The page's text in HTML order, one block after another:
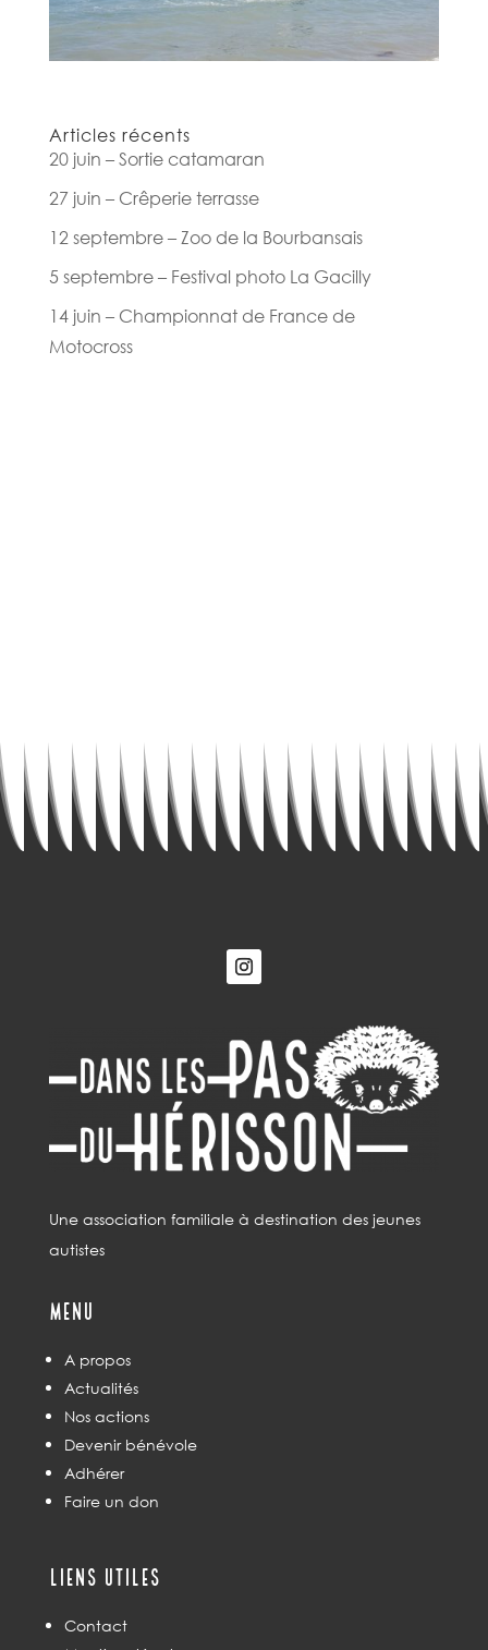
Articles récents
20 juin – Sortie catamaran
27 juin – Crêperie terrasse
12 septembre – Zoo de la Bourbansais
5 septembre – Festival photo La Gacilly
14 juin – Championnat de France de
Motocross
Une association familiale à destination des jeunes
autistes
Menu
A propos
Actualités
Nos actions
Devenir bénévole
Adhérer
Faire un don
Liens utiles
Contact